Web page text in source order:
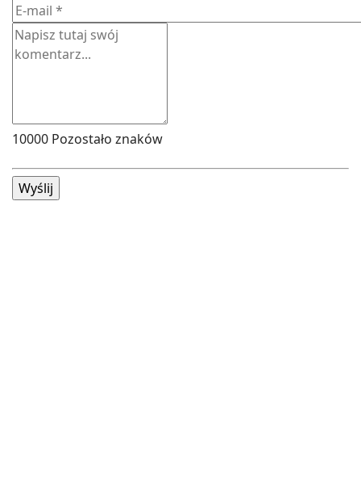
10000 Pozostało znaków
Wyślij